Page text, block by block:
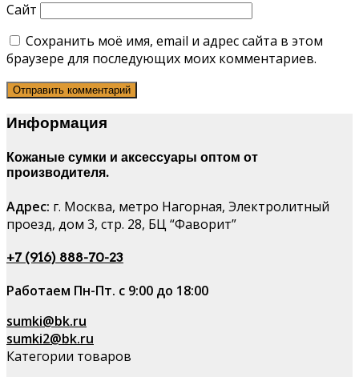
Сайт
Сохранить моё имя, email и адрес сайта в этом
браузере для последующих моих комментариев.
Информация
Кожаные сумки и аксессуары оптом от
производителя.
Адрес: г. Москва, метро Нагорная, Электролитный
проезд, дом 3, стр. 28, БЦ “Фаворит”
+7 (916) 888-70-23
Работаем Пн-Пт. с 9:00 до 18:00
sumki@bk.ru
sumki2@bk.ru
Категории товаров